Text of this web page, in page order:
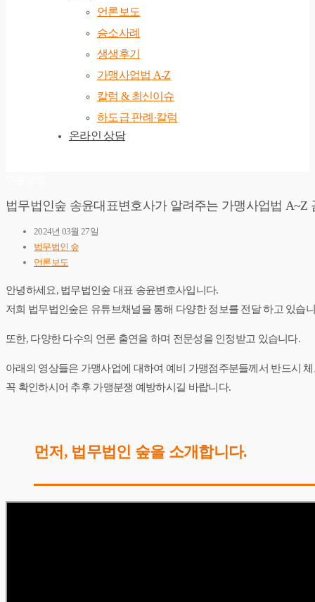
언론보도
승소사례
생생후기
가맹사업법 A-Z
칼럼 & 최신이슈
하도급 판례·칼럼
온라인 상담
법무법인숲 송윤대표변호사가 알려주는 가맹사업법 A~Z
2024년 03월 27일
법무법인 숲
언론보도
안녕하세요, 법무법인숲 대표 송윤변호사입니다.
저희 법무법인숲은 유튜브채널을 통해 다양한 정보를 전달 하고 있습
​또한, 다양한 다수의 언론 출연을 하며 전문성을 인정받고 있습니다.
아래의 영상들은 가맹사업에 대하여 예비 가맹점주분들께서 반드시
꼭 확인하시어 추후 가맹분쟁 예방하시길 바랍니다.
​먼저, 법무법인 숲을 소개합니다.